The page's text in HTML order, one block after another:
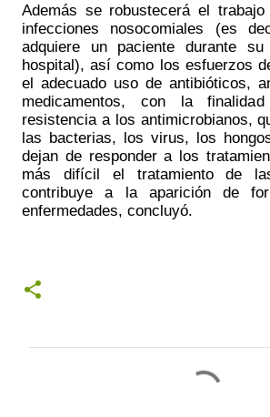
Además se robustecerá el
infecciones nosocomiales (es
adquiere un paciente durante
hospital), así como los esfuerzos
el adecuado uso de antibióticos,
medicamentos, con la
resistencia a los antimicrobianos,
las bacterias, los virus, los
dejan de responder a los
más difícil el tratamiento de
contribuye a la aparición de
enfermedades, concluyó.